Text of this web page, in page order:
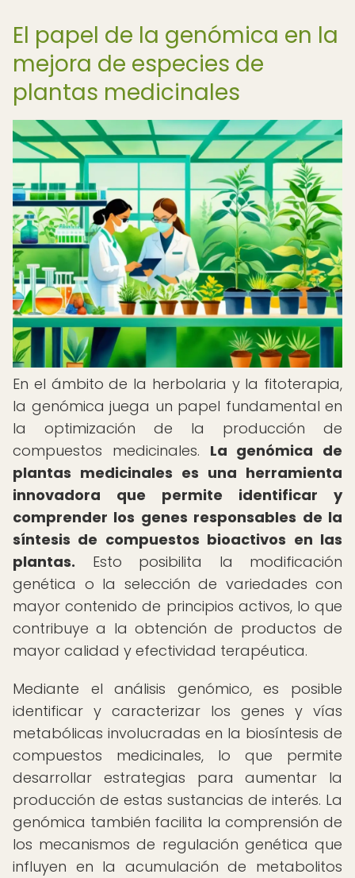
El papel de la genómica en la
mejora de especies de
plantas medicinales
En el ámbito de la herbolaria y la fitoterapia,
la genómica juega un papel fundamental en
la optimización de la producción de
compuestos medicinales. La genómica de
plantas medicinales es una herramienta
innovadora que permite identificar y
comprender los genes responsables de la
síntesis de compuestos bioactivos en las
plantas. Esto posibilita la modificación
genética o la selección de variedades con
mayor contenido de principios activos, lo que
contribuye a la obtención de productos de
mayor calidad y efectividad terapéutica.
Mediante el análisis genómico, es posible
identificar y caracterizar los genes y vías
metabólicas involucradas en la biosíntesis de
compuestos medicinales, lo que permite
desarrollar estrategias para aumentar la
producción de estas sustancias de interés. La
genómica también facilita la comprensión de
los mecanismos de regulación genética que
influyen en la acumulación de metabolitos